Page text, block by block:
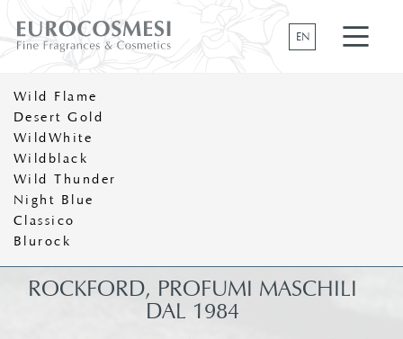
EN
Wild Flame
Desert Gold
WildWhite
Wildblack
Wild Thunder
Night Blue
Classico
Blurock
ROCKFORD, PROFUMI MASCHILI
DAL 1984​